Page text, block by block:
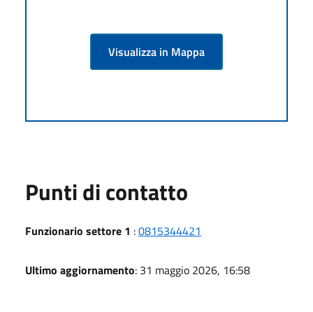
Visualizza in Mappa
Punti di contatto
Funzionario settore 1 :0815344421
Ultimo aggiornamento: 31 maggio 2026, 16:58